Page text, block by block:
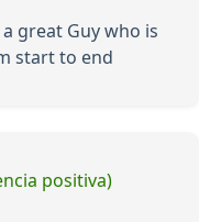
great Guy who is
start to end
positiva)